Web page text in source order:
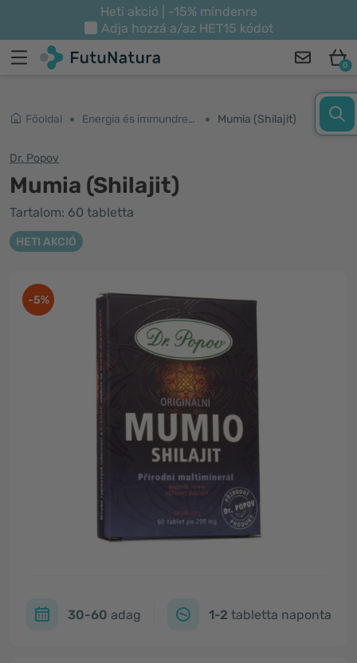
Heti akció | -15% mindenre
Adja hozzá a/az HET15 kódot
0
Főoldal Energia és immundrendszer Mumia (Shilajit)
Dr. Popov
Mumia (Shilajit)
Tartalom: 60 tabletta
HETI AKCIÓ
-5%
30-60 adag 1-2 tabletta naponta